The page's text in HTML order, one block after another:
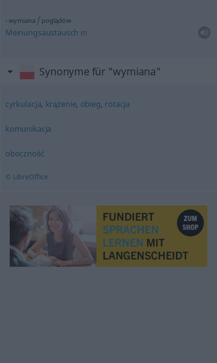
wymiana f poglądów
Meinungsaustausch m
Synonyme für "wymiana"
cyrkulacja, krążenie, obieg, rotacja
komunikacja
oboczność
© LibreOffice